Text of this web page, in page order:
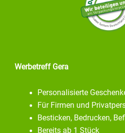
Werbetreff Gera
Personalisierte
Für Firmen und
Besticken, Bedrucken,
Bereits ab 1 Stück